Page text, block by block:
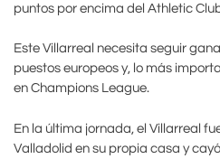
puntos por encima del Athletic
Este Villarreal necesita seguir
puestos europeos y, lo más
en Champions League.
En la última jornada, el Villarreal
Valladolid en su propia casa y